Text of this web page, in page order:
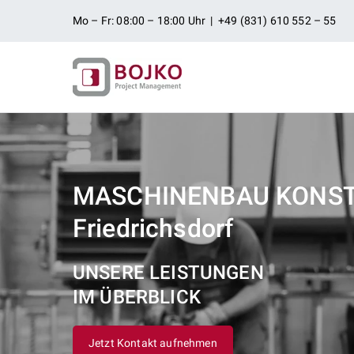
Mo – Fr: 08:00 – 18:00 Uhr | +49 (831) 610 552 – 55
MASCHINENBAU
Friedrichsdorf
UNSERE LEISTUNGEN
IM ÜBERBLICK
Jetzt Kontakt aufnehmen